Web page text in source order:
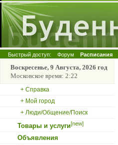
Быстрый доступ: Форум Расписания
Воскресенье, 9 Августа, 2026 год
Московское время: 2:22
+ Справка
+ Мой город
+ Люди/Общение/Поиск
Товары и услуги[new]
Объявления